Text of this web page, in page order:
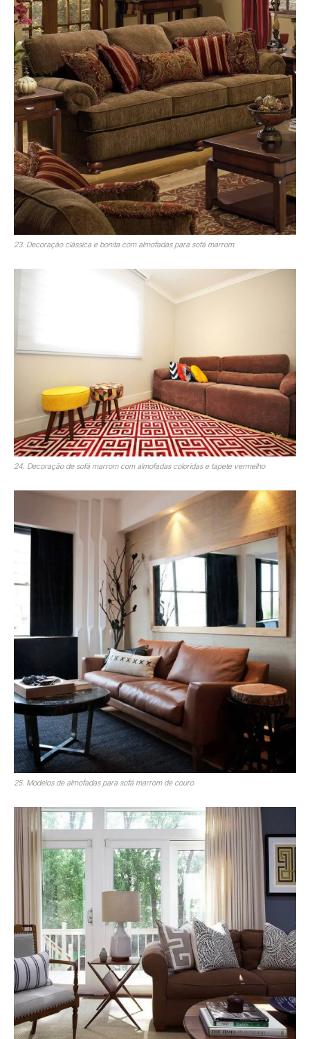
23. Decoração clássica e bonita com almofadas para sofá marrom
24. Decoração de sofá marrom com almofadas coloridas e tapete vermelho
25. Modelos de almofadas para sofá marrom de couro